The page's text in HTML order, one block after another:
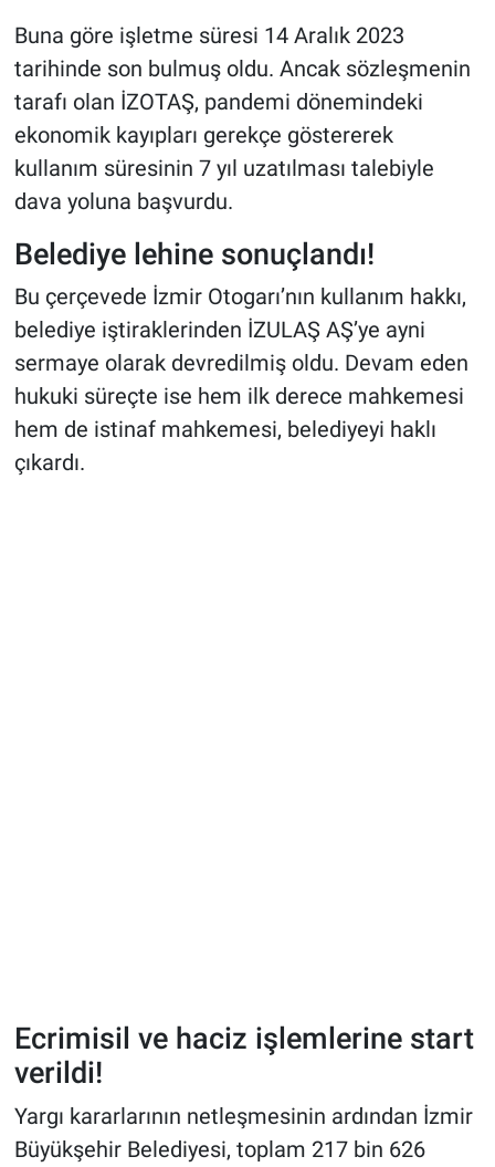
Buna göre işletme süresi 14 Aralık 2023
tarihinde son bulmuş oldu. Ancak sözleşmenin
tarafı olan İZOTAŞ, pandemi dönemindeki
ekonomik kayıpları gerekçe göstererek
kullanım süresinin 7 yıl uzatılması talebiyle
dava yoluna başvurdu.
Belediye lehine sonuçlandı!
Bu çerçevede İzmir Otogarı’nın kullanım hakkı,
belediye iştiraklerinden İZULAŞ AŞ’ye ayni
sermaye olarak devredilmiş oldu. Devam eden
hukuki süreçte ise hem ilk derece mahkemesi
hem de istinaf mahkemesi, belediyeyi haklı
çıkardı.
Ecrimisil ve haciz işlemlerine start
verildi!
Yargı kararlarının netleşmesinin ardından İzmir
Büyükşehir Belediyesi, toplam 217 bin 626